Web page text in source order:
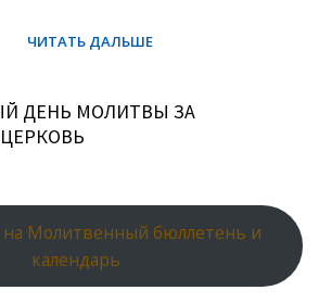
ДЕНЬ МОЛИТВЫ ЗА
на Молитвенный бюллетень и
календарь